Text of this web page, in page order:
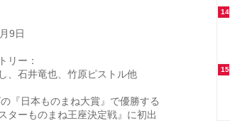
9日
リー：
、石井竜也、竹原ピストル他
『日本ものまね大賞』で優勝する
ターものまね王座決定戦』に初出
14
15